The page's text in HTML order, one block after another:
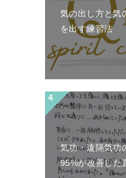
気の出し方と気
を出す練習法
気功・遠隔気功
95%が改善した